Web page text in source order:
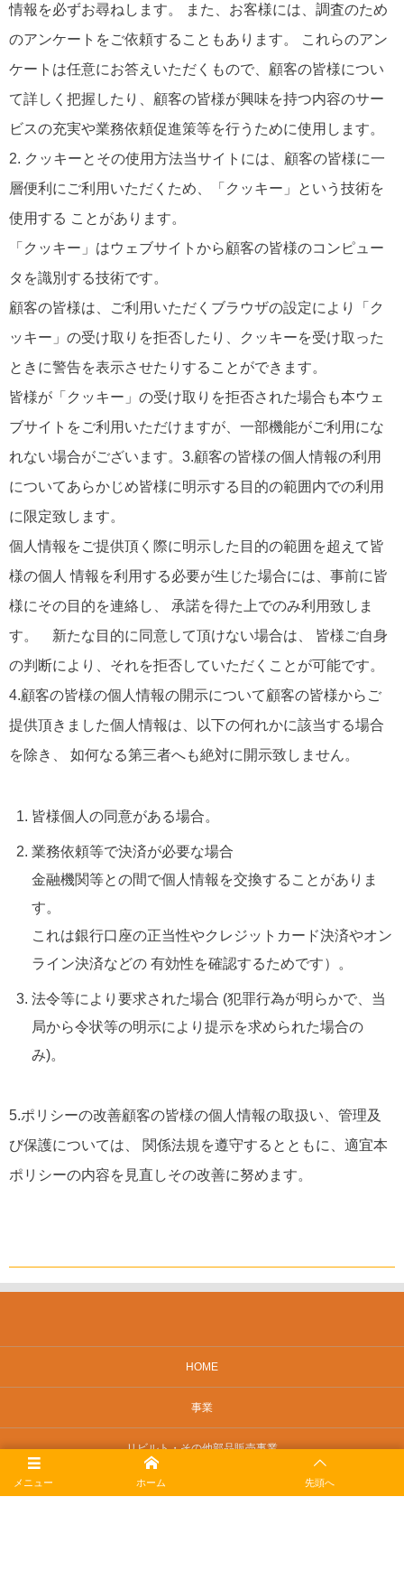
情報を必ずお尋ねします。 また、お客様には、調査のため
のアンケートをご依頼することもあります。 これらのアン
ケートは任意にお答えいただくもので、顧客の皆様につい
て詳しく把握したり、顧客の皆様が興味を持つ内容のサー
ビスの充実や業務依頼促進策等を行うために使用します。
2. クッキーとその使用方法当サイトには、顧客の皆様に一
層便利にご利用いただくため、「クッキー」という技術を
使用する ことがあります。
「クッキー」はウェブサイトから顧客の皆様のコンピュー
タを識別する技術です。
顧客の皆様は、ご利用いただくブラウザの設定により「ク
ッキー」の受け取りを拒否したり、クッキーを受け取った
ときに警告を表示させたりすることができます。
皆様が「クッキー」の受け取りを拒否された場合も本ウェ
ブサイトをご利用いただけますが、一部機能がご利用にな
れない場合がございます。3.顧客の皆様の個人情報の利用
についてあらかじめ皆様に明示する目的の範囲内での利用
に限定致します。
個人情報をご提供頂く際に明示した目的の範囲を超えて皆
様の個人 情報を利用する必要が生じた場合には、事前に皆
様にその目的を連絡し、 承諾を得た上でのみ利用致しま
す。 新たな目的に同意して頂けない場合は、 皆様ご自身
の判断により、それを拒否していただくことが可能です。
4.顧客の皆様の個人情報の開示について顧客の皆様からご
提供頂きました個人情報は、以下の何れかに該当する場合
を除き、 如何なる第三者へも絶対に開示致しません。
皆様個人の同意がある場合。
業務依頼等で決済が必要な場合
金融機関等との間で個人情報を交換することがありま
す。
これは銀行口座の正当性やクレジットカード決済やオン
ライン決済などの 有効性を確認するためです）。
法令等により要求された場合 (犯罪行為が明らかで、当
局から令状等の明示により提示を求められた場合の
み)。
5.ポリシーの改善顧客の皆様の個人情報の取扱い、管理及
び保護については、 関係法規を遵守するとともに、適宜本
ポリシーの内容を見直しその改善に努めます。
HOME
事業
リビルト・その他部品販売事業
メニュー ホーム 先頭へ